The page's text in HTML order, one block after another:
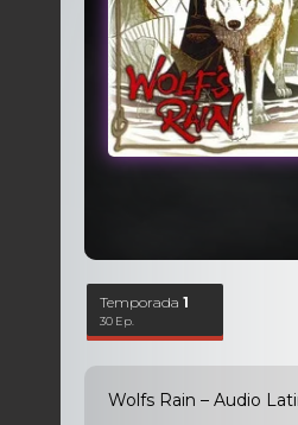
Temporada1
30 Ep.
Wolfs Rain – Audio